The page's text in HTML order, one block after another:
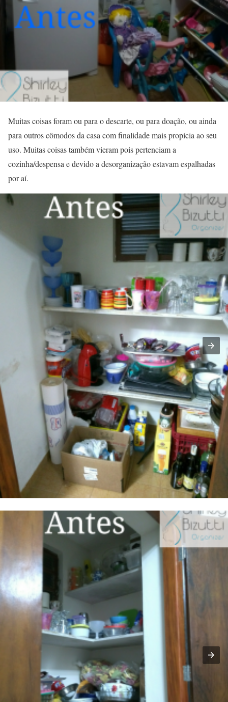
Muitas coisas foram ou para o descarte, ou para doação, ou ainda
para outros cômodos da casa com finalidade mais propícia ao seu
uso. Muitas coisas também vieram pois pertenciam a
cozinha/despensa e devido a desorganização estavam espalhadas
por aí.